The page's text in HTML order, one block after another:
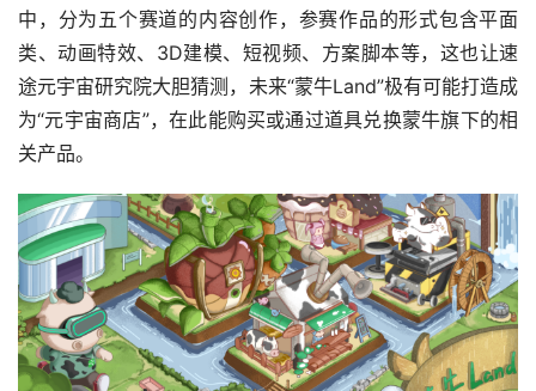
中，分为五个赛道的内容创作，参赛作品的形式包含平面
类、动画特效、3D建模、短视频、方案脚本等，这也让速
途元宇宙研究院大胆猜测，未来“蒙牛Land”极有可能打造成
为“元宇宙商店”，在此能购买或通过道具兑换蒙牛旗下的相
关产品。